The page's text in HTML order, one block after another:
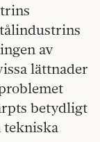
av
lättnader
betydligt
tekniska